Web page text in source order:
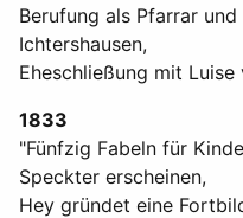
Berufung als Pfarrar
Ichtershausen,
Eheschließung mit Luise
1833
"Fünfzig Fabeln für
Speckter erscheinen,
Hey gründet eine